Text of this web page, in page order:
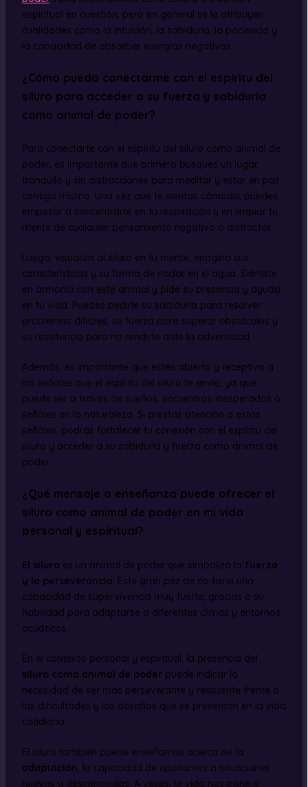
espiritual en cuestión, pero en general se le atribuyen
cualidades como la intuición, la sabiduría, la paciencia y
la capacidad de absorber energías negativas.
¿Cómo puedo conectarme con el espíritu del
siluro para acceder a su fuerza y sabiduría
como animal de poder?
Para conectarte con el espíritu del siluro como animal de
poder, es importante que primero busques un lugar
tranquilo y sin distracciones para meditar y estar en paz
contigo mismo. Una vez que te sientas cómodo, puedes
empezar a concentrarte en tu respiración y en limpiar tu
mente de cualquier pensamiento negativo o distractor.
Luego, visualiza al siluro en tu mente, imagina sus
características y su forma de nadar en el agua. Siéntete
en armonía con este animal y pide su presencia y ayuda
en tu vida. Puedes pedirle su sabiduría para resolver
problemas difíciles, su fuerza para superar obstáculos y
su resistencia para no rendirte ante la adversidad.
Además, es importante que estés abierto y receptivo a
las señales que el espíritu del siluro te envíe, ya que
puede ser a través de sueños, encuentros inesperados o
señales en la naturaleza. Si prestas atención a estas
señales, podrás fortalecer tu conexión con el espíritu del
siluro y acceder a su sabiduría y fuerza como animal de
poder.
¿Qué mensaje o enseñanza puede ofrecer el
siluro como animal de poder en mi vida
personal y espiritual?
El siluroes un animal de poder que simboliza la fuerza
y la perseverancia. Este gran pez de río tiene una
capacidad de supervivencia muy fuerte, gracias a su
habilidad para adaptarse a diferentes climas y entornos
acuáticos.
En el contexto personal y espiritual, la presencia del
siluro como animal de poderpuede indicar la
necesidad de ser más perseverante y resistente frente a
las dificultades y los desafíos que se presentan en la vida
cotidiana.
El siluro también puede enseñarnos acerca de la
adaptación, la capacidad de ajustarnos a situaciones
nuevas y desconocidas. A veces, la vida nos pone a